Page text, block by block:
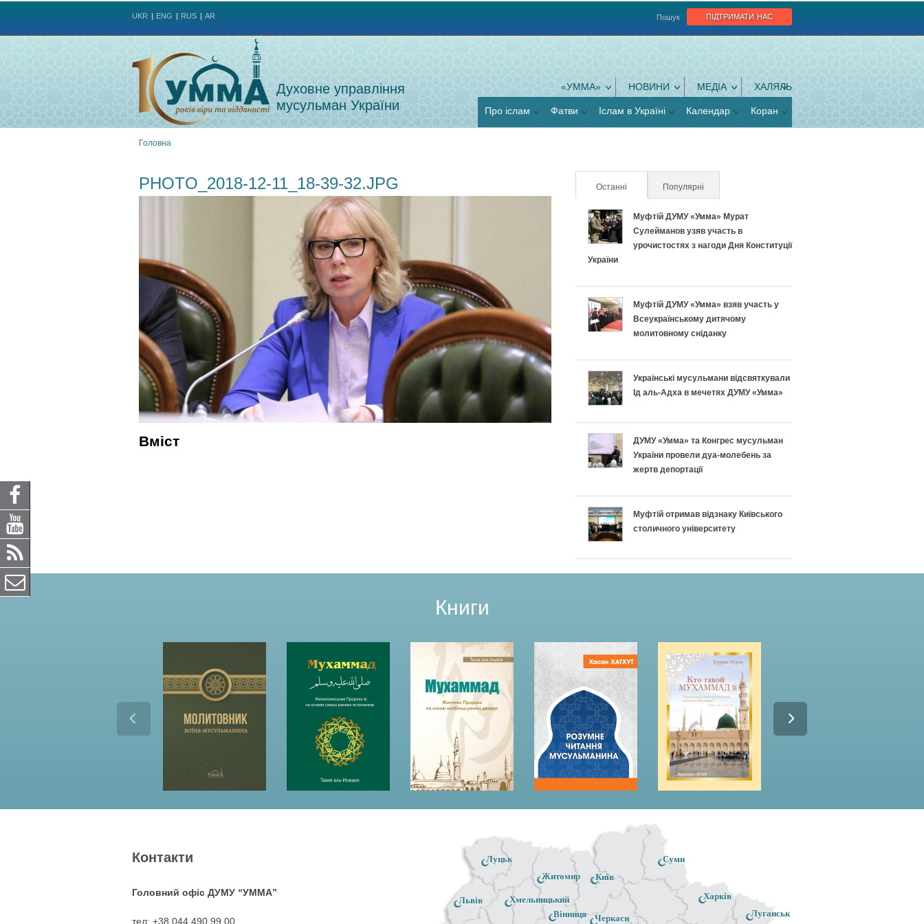
підтримати нас
Пошук
UKR ENG RUS AR
Духовне управління
мусульман України
«УММА» НОВИНИ МЕДІА ХАЛЯЛЬ
Про іслам Фатви Іслам в Україні Календар Коран
є
Головна
PHOTO_2018-12-11_18-39-32.JPG
Вміст
Останні (активна вкладка)
Популярні
Муфтій ДУМУ «Умма» Мурат
Сулейманов узяв участь в
урочистостях з нагоди Дня Конституції
України
Муфтій ДУМУ «Умма» взяв участь у
Всеукраїнському дитячому
молитовному сніданку
Українські мусульмани відсвяткували
Ід аль-Адха в мечетях ДУМУ «Умма»
ДУМУ «Умма» та Конгрес мусульман
України провели дуа-молебень за
жертв депортації
Муфтій отримав відзнаку Київського
столичного університету
Книги
Житомир
Черкаси
Київ
Луганськ
Хмельницький
Луцьк Суми
Вінниця
Львів Харків
Контакти
Головний офіс ДУМУ “УММА”
тел: +38 044 490 99 00